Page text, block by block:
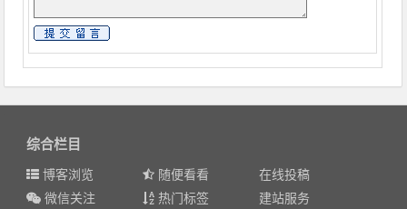
综合栏目
博客浏览 随便看看
在线投稿
微信关注
热门标签 建站服务